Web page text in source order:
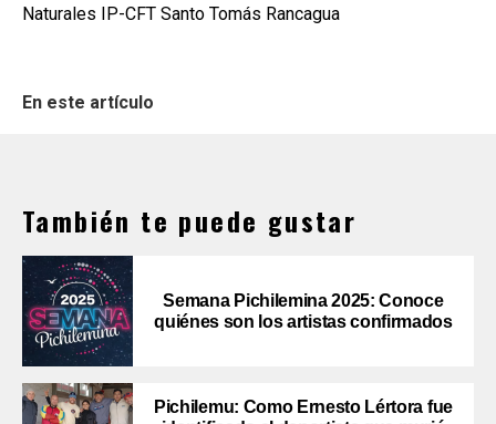
Naturales IP-CFT Santo Tomás Rancagua
En este artículo
También te puede gustar
Semana Pichilemina 2025: Conoce
quiénes son los artistas confirmados
Pichilemu: Como Ernesto Lértora fue